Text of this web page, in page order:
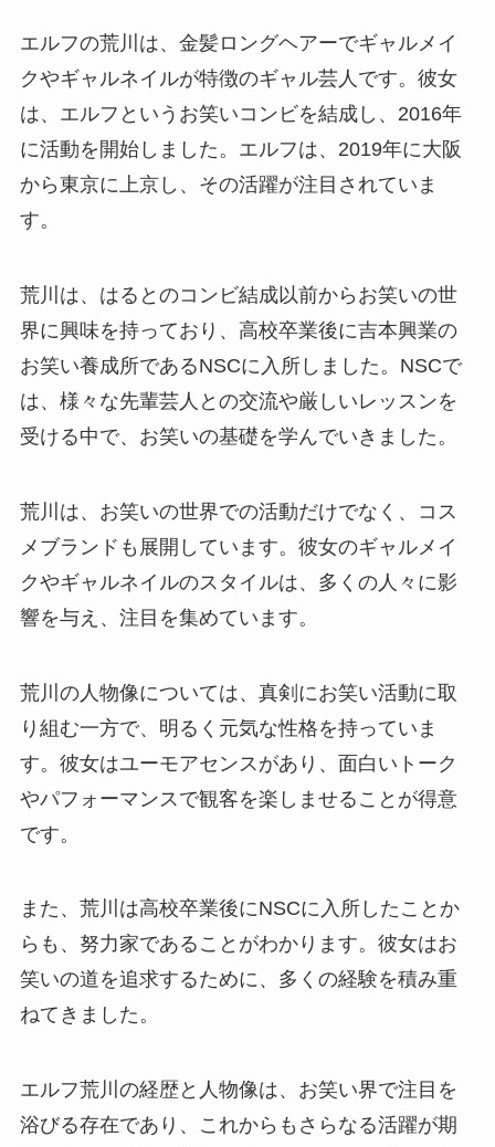
エルフの荒川は、金髪ロングヘアーでギャルメイ
クやギャルネイルが特徴のギャル芸人です。彼女
は、エルフというお笑いコンビを結成し、2016年
に活動を開始しました。エルフは、2019年に大阪
から東京に上京し、その活躍が注目されていま
す。
荒川は、はるとのコンビ結成以前からお笑いの世
界に興味を持っており、高校卒業後に吉本興業の
お笑い養成所であるNSCに入所しました。NSCで
は、様々な先輩芸人との交流や厳しいレッスンを
受ける中で、お笑いの基礎を学んでいきました。
荒川は、お笑いの世界での活動だけでなく、コス
メブランドも展開しています。彼女のギャルメイ
クやギャルネイルのスタイルは、多くの人々に影
響を与え、注目を集めています。
荒川の人物像については、真剣にお笑い活動に取
り組む一方で、明るく元気な性格を持っていま
す。彼女はユーモアセンスがあり、面白いトーク
やパフォーマンスで観客を楽しませることが得意
です。
また、荒川は高校卒業後にNSCに入所したことか
らも、努力家であることがわかります。彼女はお
笑いの道を追求するために、多くの経験を積み重
ねてきました。
エルフ荒川の経歴と人物像は、お笑い界で注目を
浴びる存在であり、これからもさらなる活躍が期